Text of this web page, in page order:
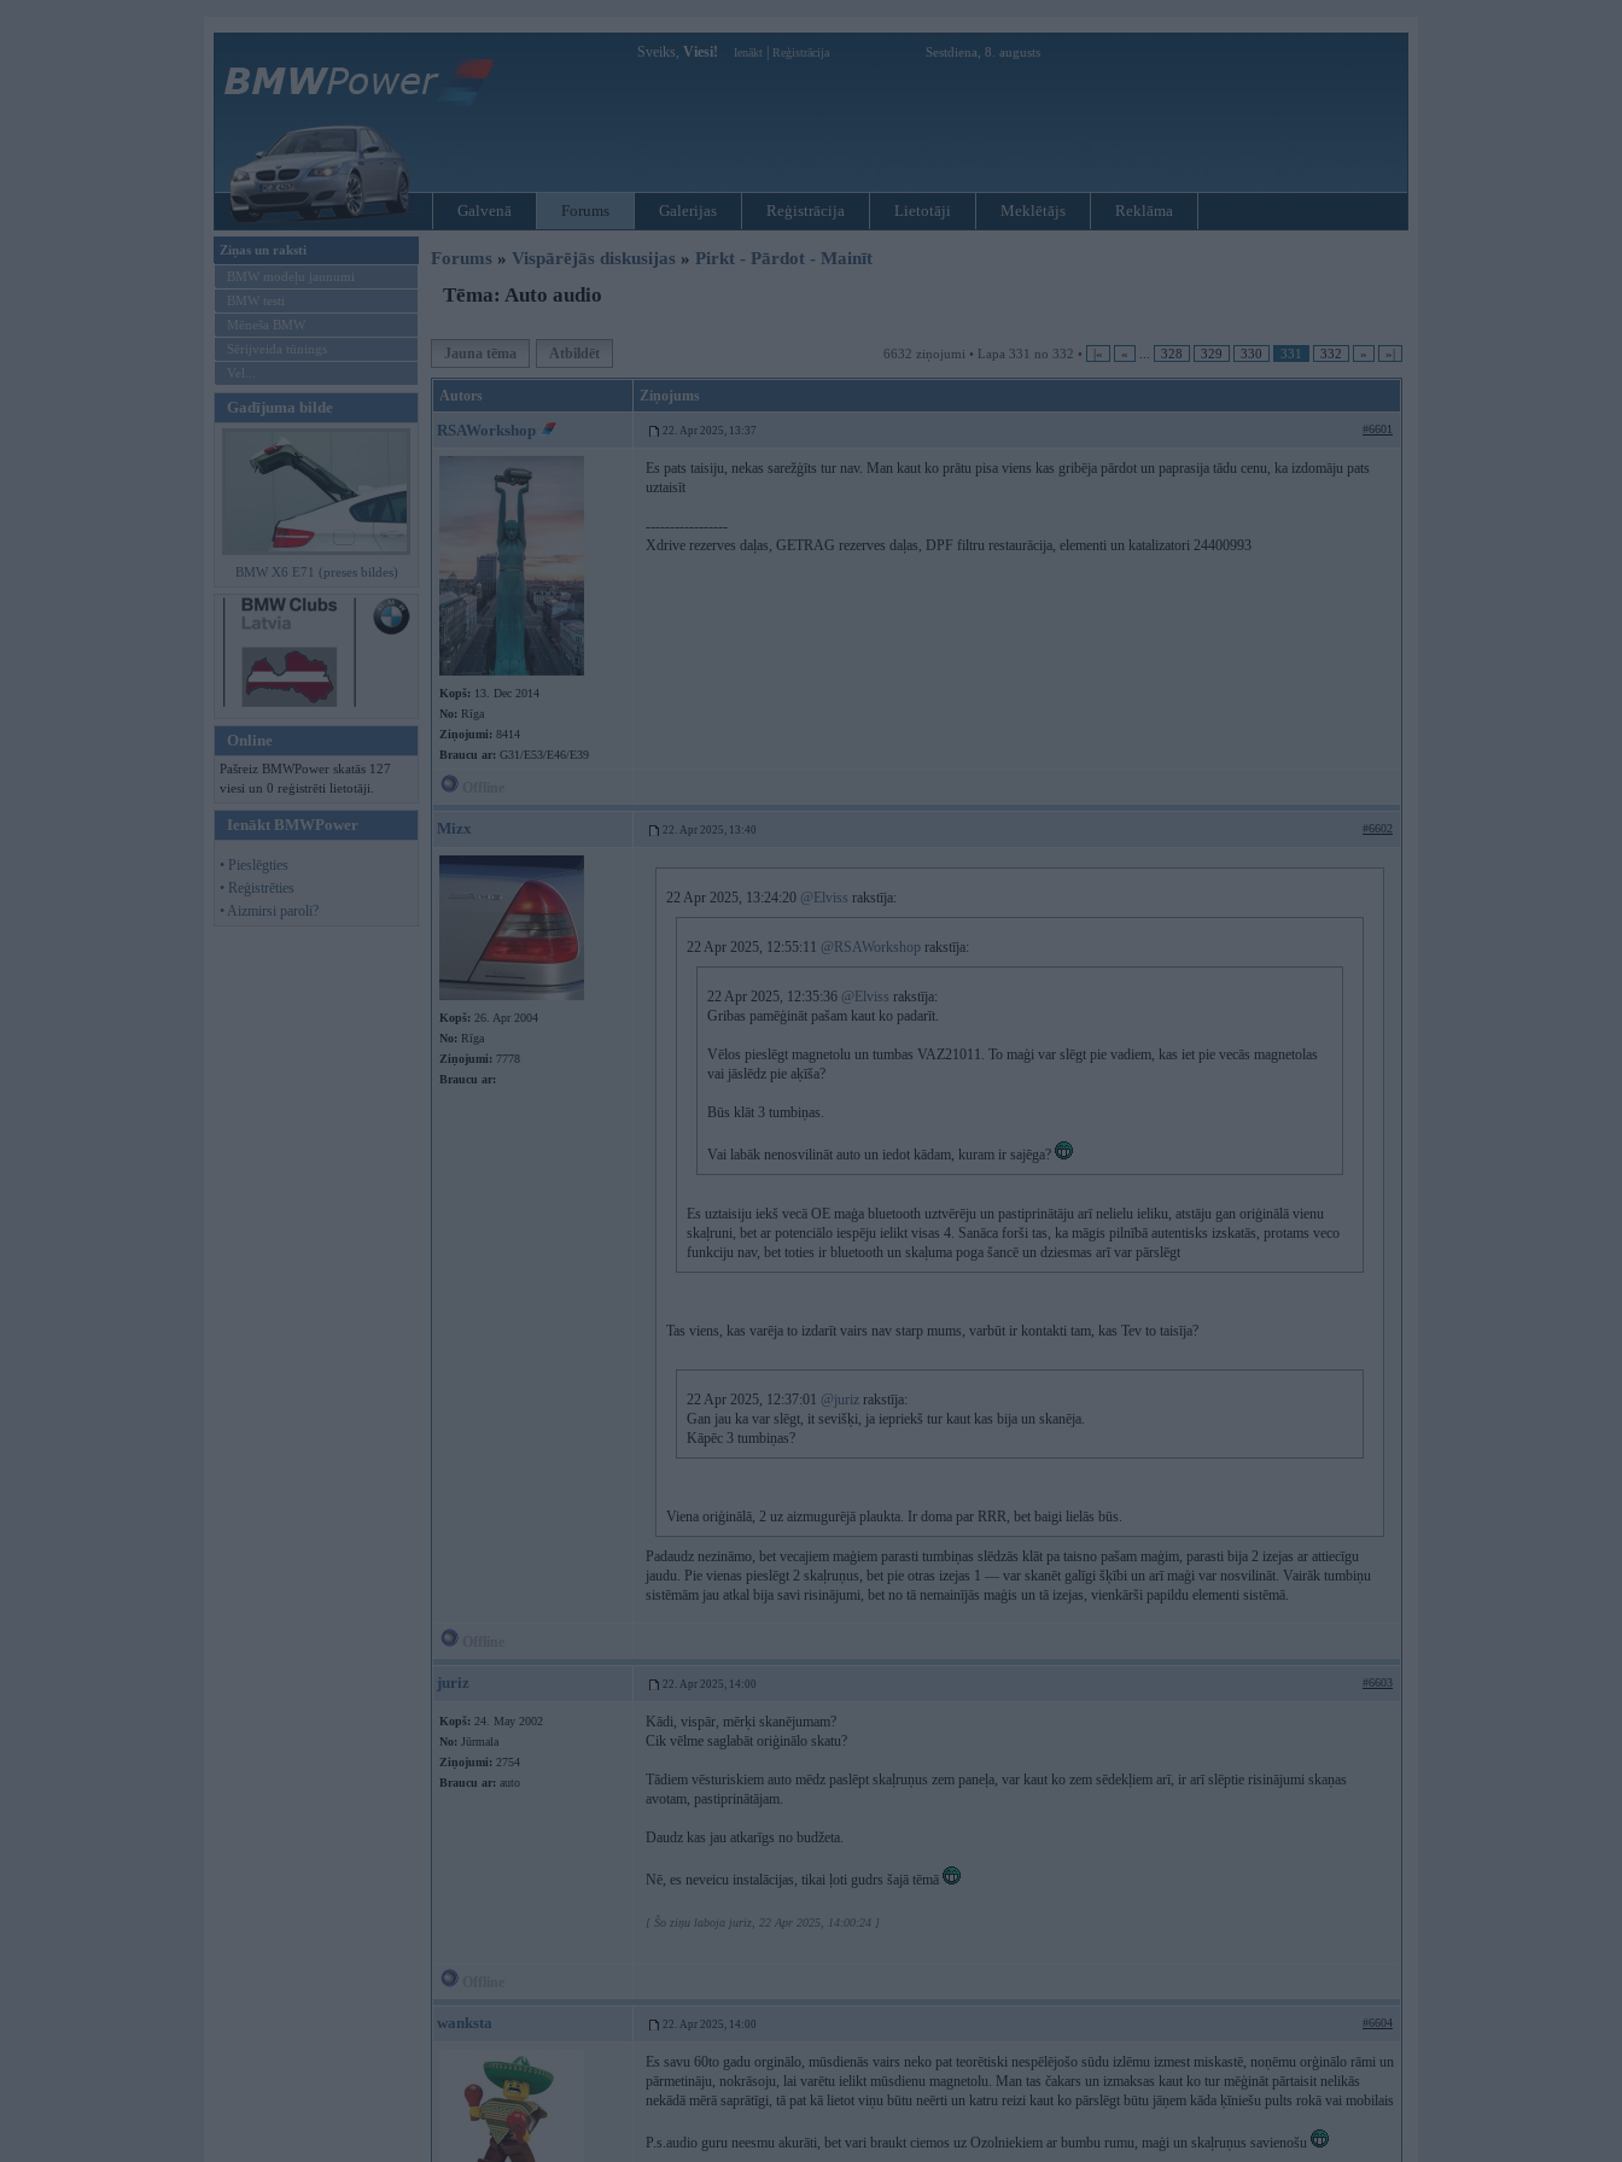
Sveiks, Viesi! Ienākt Reģistrācija Sestdiena, 8. augusts
Galvenā Forums Galerijas Reģistrācija Lietotāji Meklētājs Reklāma
Ziņas un raksti
BMW modeļu jaunumi
BMW testi
Mēneša BMW
Sērijveida tūnings
Vel...
Gadījuma bilde
BMW X6 E71 (preses bildes)
Online
Pašreiz BMWPower skatās 127
viesi un 0 reģistrēti lietotāji.
Ienākt BMWPower
• Pieslēgties
• Reģistrēties
• Aizmirsi paroli?
Forums » Vispārējās diskusijas » Pirkt - Pārdot - Mainīt
Tēma: Auto audio
Jauna tēma Atbildēt 6632 ziņojumi • Lapa 331 no 332 • |« « 328 329 330 331 332 » »|
Autors Ziņojums
RSAWorkshop 22. Apr 2025, 13:37 #6601
Kopš: 13. Dec 2014
No: Rīga
Ziņojumi: 8414
Braucu ar: G31/E53/E46/E39
Es pats taisiju, nekas sarežģīts tur nav. Man kaut ko prātu pisa viens kas gribēja pārdot un paprasija tādu cenu, ka izdomāju pats
uztaisīt
-----------------
Xdrive rezerves daļas, GETRAG rezerves daļas, DPF filtru restaurācija, elementi un katalizatori 24400993
Mizx 22. Apr 2025, 13:40 #6602
Kopš: 26. Apr 2004
No: Rīga
Ziņojumi: 7778
Braucu ar:
22 Apr 2025, 13:24:20 @Elviss rakstīja:
22 Apr 2025, 12:55:11 @RSAWorkshop rakstīja:
22 Apr 2025, 12:35:36 @Elviss rakstīja:
Gribas pamēģināt pašam kaut ko padarīt.
Vēlos pieslēgt magnetolu un tumbas VAZ21011. To maģi var slēgt pie vadiem, kas iet pie vecās magnetolas
vai jāslēdz pie aķīša?
Būs klāt 3 tumbiņas.
Vai labāk nenosvilināt auto un iedot kādam, kuram ir sajēga?
Es uztaisiju iekš vecā OE maģa bluetooth uztvērēju un pastiprinātāju arī nelielu ieliku, atstāju gan oriģinālā vienu
skaļruni, bet ar potenciālo iespēju ielikt visas 4. Sanāca forši tas, ka māgis pilnībā autentisks izskatās, protams veco
funkciju nav, bet toties ir bluetooth un skaļuma poga šancē un dziesmas arī var pārslēgt
Tas viens, kas varēja to izdarīt vairs nav starp mums, varbūt ir kontakti tam, kas Tev to taisīja?
22 Apr 2025, 12:37:01 @juriz rakstīja:
Gan jau ka var slēgt, it sevišķi, ja iepriekš tur kaut kas bija un skanēja.
Kāpēc 3 tumbiņas?
Viena oriģinālā, 2 uz aizmugurējā plaukta. Ir doma par RRR, bet baigi lielās būs.
Padaudz nezināmo, bet vecajiem maģiem parasti tumbiņas slēdzās klāt pa taisno pašam maģim, parasti bija 2 izejas ar attiecīgu
jaudu. Pie vienas pieslēgt 2 skaļruņus, bet pie otras izejas 1 — var skanēt galīgi šķībi un arī maģi var nosvilināt. Vairāk tumbiņu
sistēmām jau atkal bija savi risinājumi, bet no tā nemainījās maģis un tā izejas, vienkārši papildu elementi sistēmā.
juriz 22. Apr 2025, 14:00 #6603
Kopš: 24. May 2002
No: Jūrmala
Ziņojumi: 2754
Braucu ar: auto
Kādi, vispār, mērķi skanējumam?
Cik vēlme saglabāt oriģinālo skatu?
Tādiem vēsturiskiem auto mēdz paslēpt skaļruņus zem paneļa, var kaut ko zem sēdekļiem arī, ir arī slēptie risinājumi skaņas
avotam, pastiprinātājam.
Daudz kas jau atkarīgs no budžeta.
Nē, es neveicu instalācijas, tikai ļoti gudrs šajā tēmā
[ Šo ziņu laboja juriz, 22 Apr 2025, 14:00:24 ]
wanksta 22. Apr 2025, 14:00 #6604
Es savu 60to gadu orginālo, mūsdienās vairs neko pat teorētiski nespēlējošo sūdu izlēmu izmest miskastē, noņēmu orģinālo rāmi un
pārmetināju, nokrāsoju, lai varētu ielikt mūsdienu magnetolu. Man tas čakars un izmaksas kaut ko tur mēģināt pārtaisit nelikās
nekādā mērā saprātīgi, tā pat kā lietot viņu būtu neērti un katru reizi kaut ko pārslēgt būtu jāņem kāda ķīniešu pults rokā vai mobilais
P.s.audio guru neesmu akurāti, bet vari braukt ciemos uz Ozolniekiem ar bumbu rumu, maģi un skaļruņus savienošu